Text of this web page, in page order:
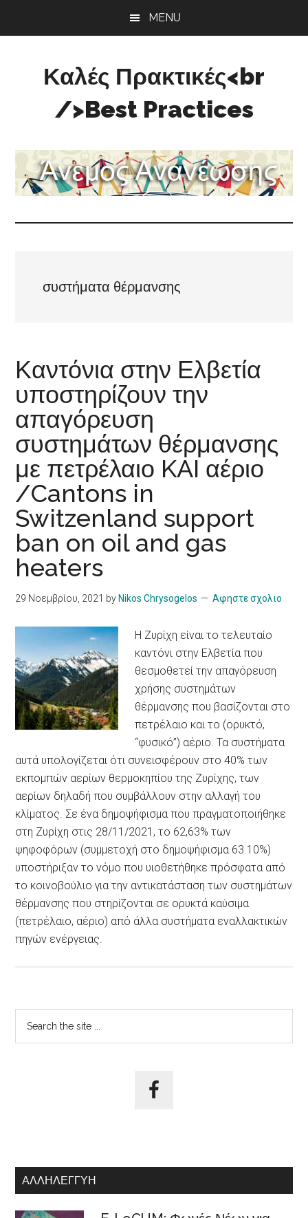
MENU
Καλές Πρακτικές<br
/>Best Practices
Ανανέωσης
συστήματα θέρμανσης
Καντόνια στην Ελβετία
υποστηρίζουν την
απαγόρευση
συστημάτων θέρμανσης
με πετρέλαιο KAI αέριο
/Cantons in
Switzenland support
ban on oil and gas
heaters
29 Νοεμβρίου, 2021 by Nikos Chrysogelos Αφηστε σχολιο
Η Ζυρίχη είναι το τελευταίο
καντόνι στην Ελβετία που
θεσμοθετεί την απαγόρευση
χρήσης συστημάτων
θέρμανσης που βασίζονται στο
πετρέλαιο και το (ορυκτό,
“φυσικό”) αέριο. Τα συστήματα
αυτά υπολογίζεται ότι συνεισφέρουν στο 40% των
εκπομπών αερίων θερμοκηπίου της Ζυρίχης, των
αερίων δηλαδή που συμβάλλουν στην αλλαγή του
κλίματος. Σε ένα δημοψήφισμα που πραγματοποιήθηκε
στη Ζυρίχη στις 28/11/2021, το 62,63% των
ψηφοφόρων (συμμετοχή στο δημοψήφισμα 63.10%)
υποστήριξαν το νόμο που υιοθετήθηκε πρόσφατα από
το κοινοβούλιο για την αντικατάσταση των συστημάτων
θέρμανσης που στηρίζονται σε ορυκτά καύσιμα
(πετρέλαιο, αέριο) από άλλα συστήματα εναλλακτικών
πηγών ενέργειας.
Αρχική
Πλευρική
ΑΛΛΗΛΕΓΓΎΗ